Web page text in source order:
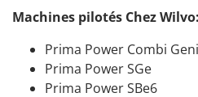
Machines pilotés Chez Wilvo:
Prima Power Combi
Prima Power SGe
Prima Power SBe6